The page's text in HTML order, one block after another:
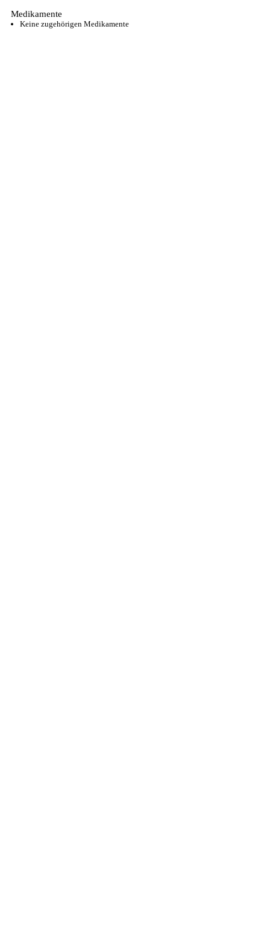
Medikamente
Keine zugehörigen Medikamente